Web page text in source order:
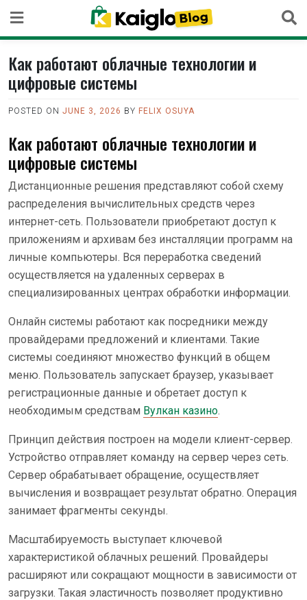
content
Как работают облачные технологии и
цифровые системы
POSTED ON JUNE 3, 2026 BY FELIX OSUYA
Как работают облачные технологии и
цифровые системы
Дистанционные решения представляют собой схему
распределения вычислительных средств через
интернет-сеть. Пользователи приобретают доступ к
приложениям и архивам без инсталляции программ на
личные компьютеры. Вся переработка сведений
осуществляется на удаленных серверах в
специализированных центрах обработки информации.
Онлайн системы работают как посредники между
провайдерами предложений и клиентами. Такие
системы соединяют множество функций в общем
меню. Пользователь запускает браузер, указывает
регистрационные данные и обретает доступ к
необходимым средствам Вулкан казино.
Принцип действия построен на модели клиент-сервер.
Устройство отправляет команду на сервер через сеть.
Сервер обрабатывает обращение, осуществляет
вычисления и возвращает результат обратно. Операция
занимает фрагменты секунды.
Масштабируемость выступает ключевой
характеристикой облачных решений. Провайдеры
расширяют или сокращают мощности в зависимости от
загрузки. Такая эластичность позволяет продуктивно